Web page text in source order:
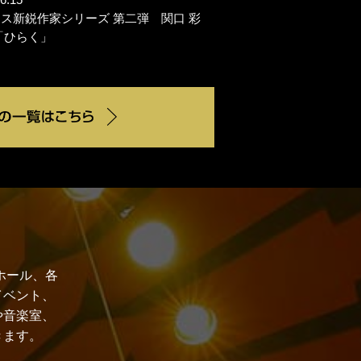
ス新鋭作家シリーズ 第二弾 関口 彩
らく」
ール、各
ント、
楽室、
す。